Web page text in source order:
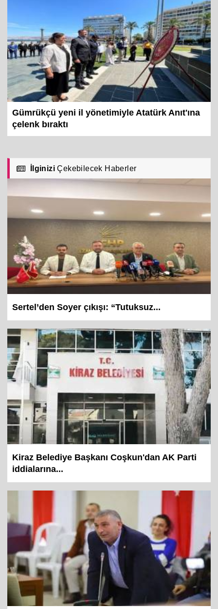
Gümrükçü yeni il yönetimiyle Atatürk Anıt'ına
çelenk bıraktı
İlginiziÇekebilecek Haberler
Sertel’den Soyer çıkışı: “Tutuksuz...
Kiraz Belediye Başkanı Coşkun'dan AK Parti
iddialarına...